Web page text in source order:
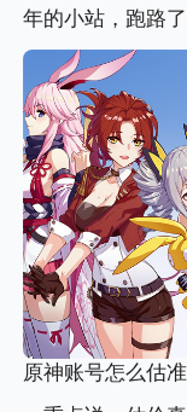
年的小站，跑路了
原神账号怎么估